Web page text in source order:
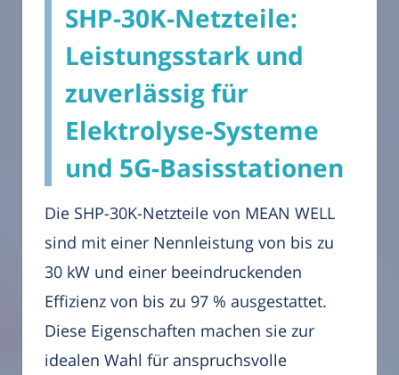
SHP-30K-Netzteile:
Leistungsstark und
zuverlässig für
Elektrolyse-Systeme
und 5G-Basisstationen
Die SHP-30K-Netzteile von MEAN WELL
sind mit einer Nennleistung von bis zu
30 kW und einer beeindruckenden
Effizienz von bis zu 97 % ausgestattet.
Diese Eigenschaften machen sie zur
idealen Wahl für anspruchsvolle